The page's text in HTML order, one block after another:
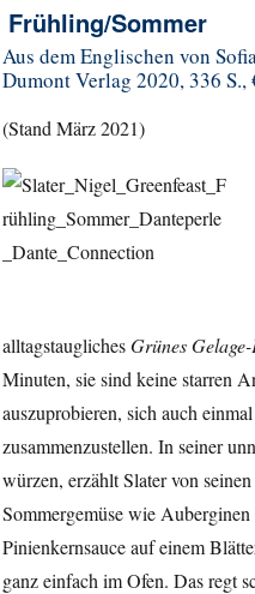
Sommer
Aus dem Englischen von
Dumont Verlag 2020, 336 S.,
(Stand März 2021)
alltagstauglichesGrünes
Minuten, sie sind keine starren
auszuprobieren, sich auch
zusammenzustellen. In seiner
würzen, erzählt Slater von
Sommergemüse wie
Pinienkernsauce auf einem
ganz einfach im Ofen. Das regt